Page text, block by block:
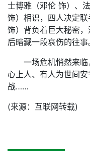
士博雅（邓伦 饰）、
饰）相识，四人决定
饰）背负着巨大秘密
后暗藏一段哀伤的往事
一场危机悄然来临
心上人、有人为世间
战……
(来源：互联网转载)